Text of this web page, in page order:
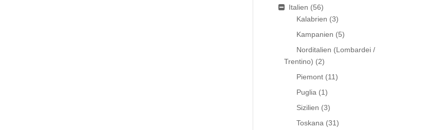
Italien (56)
Kalabrien (3)
Kampanien (5)
Norditalien (Lombardei /
Trentino) (2)
Piemont (11)
Puglia (1)
Sizilien (3)
Toskana (31)